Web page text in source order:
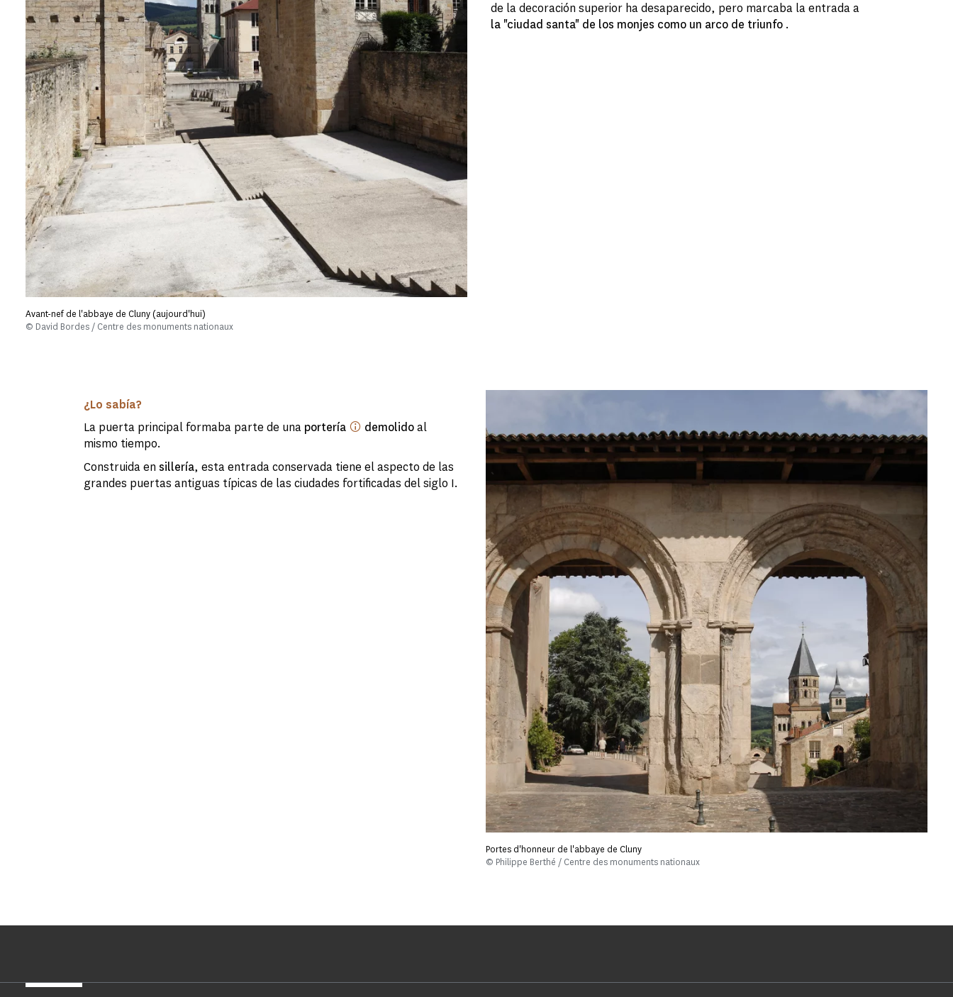
de la decoración superior ha desaparecido, pero marcaba la entrada a
la "ciudad santa" de los monjes como un arco de triunfo .
Avant-nef de l'abbaye de Cluny (aujourd'hui)
© David Bordes / Centre des monuments nationaux
¿Lo sabía?
La puerta principal formaba parte de una portería demolidoal
mismo tiempo.
Construida en sillería, esta entrada conservada tiene el aspecto de las
grandes puertas antiguas típicas de las ciudades fortificadas del siglo I.
Portes d'honneur de l'abbaye de Cluny
© Philippe Berthé / Centre des monuments nationaux